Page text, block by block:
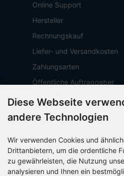
Online Support
Hersteller
Rechnungskauf
Liefer- und Versandkosten
Zahlungsarten
Öffentliche Auftraggeber
Geschäftskunden
Beschaffungsplattform
Über OCTO IT
Sitemap
Diese Webseite
andere Technologien
Wir verwenden Cookies und
Drittanbietern, um die ordentliche
zu gewährleisten, die Nutzung
analysieren und Ihnen ein